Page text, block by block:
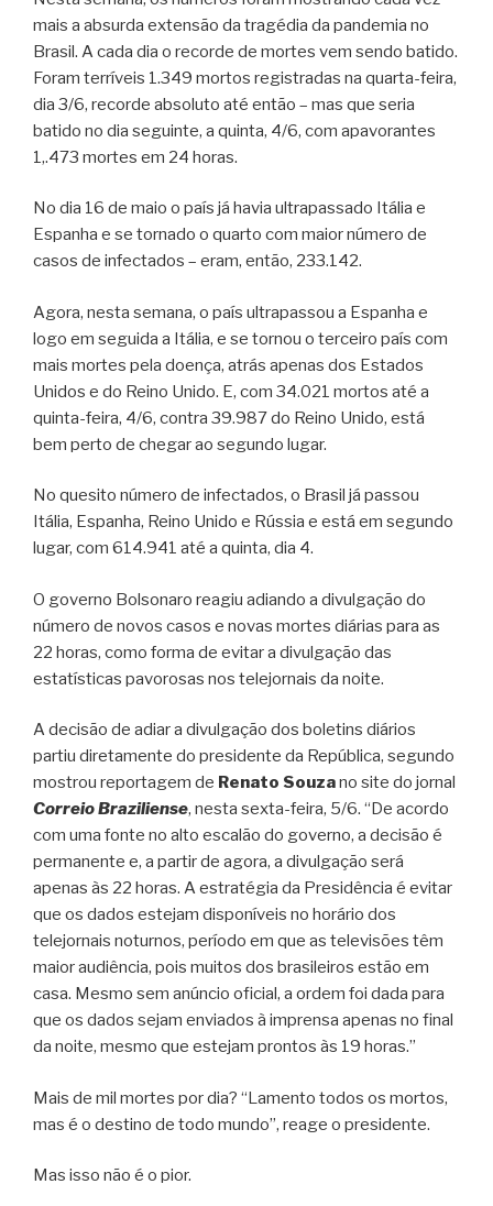
mais a absurda extensão da tragédia da pandemia no
Brasil. A cada dia o recorde de mortes vem sendo batido.
Foram terríveis 1.349 mortos registradas na quarta-feira,
dia 3/6, recorde absoluto até então – mas que seria
batido no dia seguinte, a quinta, 4/6, com apavorantes
1,.473 mortes em 24 horas.
No dia 16 de maio o país já havia ultrapassado Itália e
Espanha e se tornado o quarto com maior número de
casos de infectados – eram, então, 233.142.
Agora, nesta semana, o país ultrapassou a Espanha e
logo em seguida a Itália, e se tornou o terceiro país com
mais mortes pela doença, atrás apenas dos Estados
Unidos e do Reino Unido. E, com 34.021 mortos até a
quinta-feira, 4/6, contra 39.987 do Reino Unido, está
bem perto de chegar ao segundo lugar.
No quesito número de infectados, o Brasil já passou
Itália, Espanha, Reino Unido e Rússia e está em segundo
lugar, com 614.941 até a quinta, dia 4.
O governo Bolsonaro reagiu adiando a divulgação do
número de novos casos e novas mortes diárias para as
22 horas, como forma de evitar a divulgação das
estatísticas pavorosas nos telejornais da noite.
A decisão de adiar a divulgação dos boletins diários
partiu diretamente do presidente da República, segundo
mostrou reportagem de Renato Souzano site do jornal
Correio Braziliense, nesta sexta-feira, 5/6. “De acordo
com uma fonte no alto escalão do governo, a decisão é
permanente e, a partir de agora, a divulgação será
apenas às 22 horas. A estratégia da Presidência é evitar
que os dados estejam disponíveis no horário dos
telejornais noturnos, período em que as televisões têm
maior audiência, pois muitos dos brasileiros estão em
casa. Mesmo sem anúncio oficial, a ordem foi dada para
que os dados sejam enviados à imprensa apenas no final
da noite, mesmo que estejam prontos às 19 horas.”
Mais de mil mortes por dia? “Lamento todos os mortos,
mas é o destino de todo mundo”, reage o presidente.
Mas isso não é o pior.